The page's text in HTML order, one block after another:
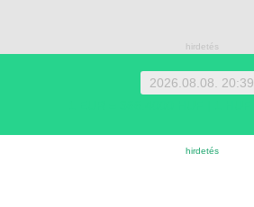
2026.08.08. 20:39